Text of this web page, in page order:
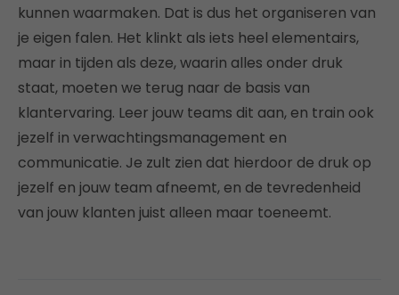
kunnen waarmaken. Dat is dus het organiseren van
je eigen falen. Het klinkt als iets heel elementairs,
maar in tijden als deze, waarin alles onder druk
staat, moeten we terug naar de basis van
klantervaring. Leer jouw teams dit aan, en train ook
jezelf in verwachtingsmanagement en
communicatie. Je zult zien dat hierdoor de druk op
jezelf en jouw team afneemt, en de tevredenheid
van jouw klanten juist alleen maar toeneemt.